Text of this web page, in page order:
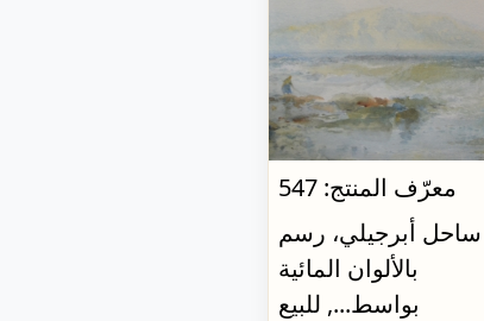
معرّف المنتج: 547
ساحل أبرجيلي، رسم
بالألوان المائية
بواسط..., للبيع